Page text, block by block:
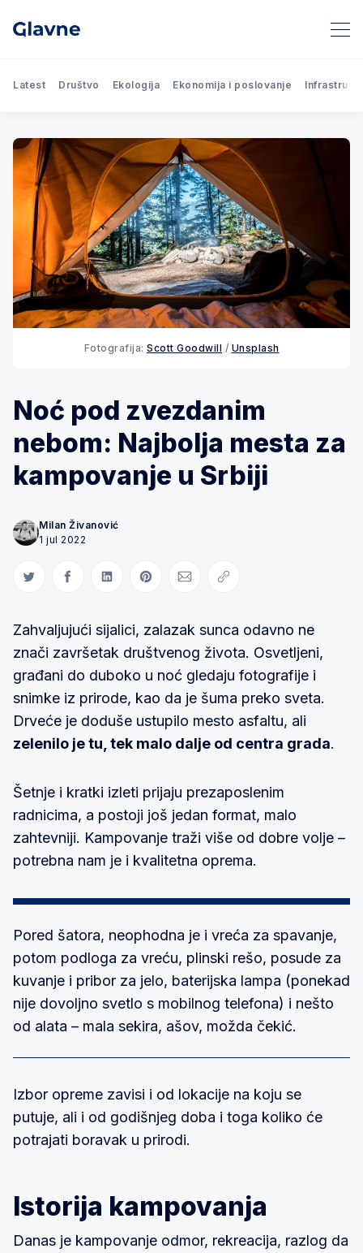
Latest Društvo Ekologija Ekonomija i poslovanje
Fotografija: Scott Goodwill / Unsplash
Noć pod zvezdanim
nebom: Najbolja mesta za
kampovanje u Srbiji
Milan Živanović
1 jul 2022
Share on Twitter
Share on Facebook
Share on LinkedIn
Share on Pinterest
Share via Email
Copy link
Zahvaljujući sijalici, zalazak sunca odavno ne
znači završetak društvenog života. Osvetljeni,
građani do duboko u noć gledaju fotografije i
snimke iz prirode, kao da je šuma preko sveta.
Drveće je doduše ustupilo mesto asfaltu, ali
zelenilo je tu, tek malo dalje od centra grada.
Šetnje i kratki izleti prijaju prezaposlenim
radnicima, a postoji još jedan format, malo
zahtevniji. Kampovanje traži više od dobre volje –
potrebna nam je i kvalitetna oprema.
Pored šatora, neophodna je i vreća za spavanje,
potom podloga za vreću, plinski rešo, posude za
kuvanje i pribor za jelo, baterijska lampa (ponekad
nije dovoljno svetlo s mobilnog telefona) i nešto
od alata – mala sekira, ašov, možda čekić.
Izbor opreme zavisi i od lokacije na koju se
putuje, ali i od godišnjeg doba i toga koliko će
potrajati boravak u prirodi.
Istorija kampovanja
Danas je kampovanje odmor, rekreacija, razlog da